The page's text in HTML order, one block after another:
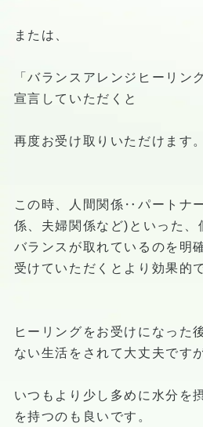
または、
「バランスアレンジヒーリン
宣言していただくと
再度お受け取りいただけます。
この時、人間関係‥パートナ
係、夫婦関係など)といった、
バランスが取れているのを明
受けていただくとより効果的
ヒーリングをお受けになった
ない生活をされて大丈夫ですが
いつもより少し多めに水分を
を持つのも良いです。